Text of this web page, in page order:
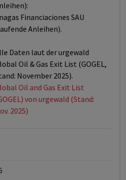
Financiaciones SAU
Anleihen).
Daten laut der urgewald
Oil & Gas Exit List (GOGEL,
November 2025).
Oil and Gas Exit List
von urgewald (Stand:
2025)